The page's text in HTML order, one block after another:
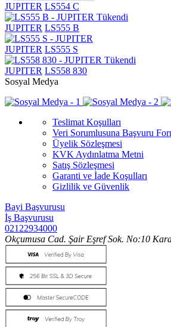
JUPITER LS554 C
Tükendi
JUPITER LS555 B
JUPITER LS555 S
Tükendi
JUPITER LS558 830
Sosyal Medya
Teslimat Koşulları
Veri Sorumlusuna Başvuru
Üyelik Sözleşmesi
KVK Aydınlatma Metni
Satış Sözleşmesi
Garanti ve İade Koşulları
Gizlilik ve Güvenlik
Bayi Başvurusu
İş Başvurusu
02122934000
Okçumusa Cad. Şair Eşref Sok. No:10